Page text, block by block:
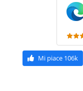
Mi piace 106k